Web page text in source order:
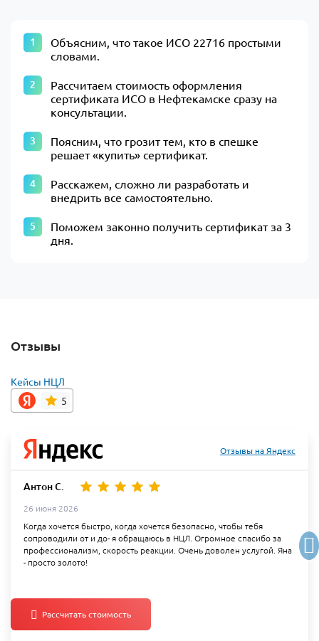
Объясним, что такое ИСО 22716 простыми
словами.
Рассчитаем стоимость оформления
сертификата ИСО в Нефтекамске сразу на
консультации.
Поясним, что грозит тем, кто в спешке
решает «купить» сертификат.
Расскажем, сложно ли разработать и
внедрить все самостоятельно.
Поможем законно получить сертификат за 3
дня.
Отзывы
Кейсы НЦЛ
5
Отзывы на Яндекс
Антон С.
26 июня 2026
Когда хочется быстро, когда хочется безопасно, чтобы тебя
сопроводили от и до- я обращаюсь в НЦЛ. Огромное спасибо за
профессионализм, скорость реакции. Очень доволен услугой. Яна
- просто золото!